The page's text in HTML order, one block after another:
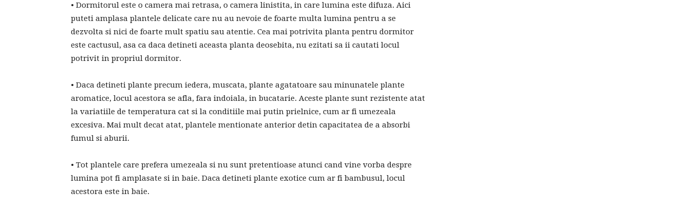
• Dormitorul este o camera mai retrasa, o camera linistita, in care lumina este difuza. Aici
puteti amplasa plantele delicate care nu au nevoie de foarte multa lumina pentru a se
dezvolta si nici de foarte mult spatiu sau atentie. Cea mai potrivita planta pentru dormitor
este cactusul, asa ca daca detineti aceasta planta deosebita, nu ezitati sa ii cautati locul
potrivit in propriul dormitor.
• Daca detineti plante precum iedera, muscata, plante agatatoare sau minunatele plante
aromatice, locul acestora se afla, fara indoiala, in bucatarie. Aceste plante sunt rezistente atat
la variatiile de temperatura cat si la conditiile mai putin prielnice, cum ar fi umezeala
excesiva. Mai mult decat atat, plantele mentionate anterior detin capacitatea de a absorbi
fumul si aburii.
• Tot plantele care prefera umezeala si nu sunt pretentioase atunci cand vine vorba despre
lumina pot fi amplasate si in baie. Daca detineti plante exotice cum ar fi bambusul, locul
acestora este in baie.